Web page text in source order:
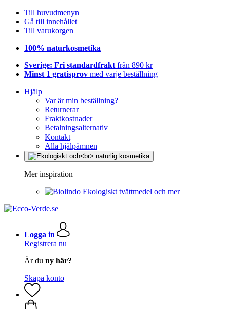
Till huvudmenyn
Gå till innehållet
Till varukorgen
100% naturkosmetika
Sverige: Fri standardfrakt från 890 kr
Minst 1 gratisprov med varje beställning
Hjälp
Var är min beställning?
Returnerar
Fraktkostnader
Betalningsalternativ
Kontakt
Alla hjälpämnen
Mer inspiration
Ekologiskt tvättmedel och mer
Logga in
Registrera nu
Är du ny här?
Skapa konto